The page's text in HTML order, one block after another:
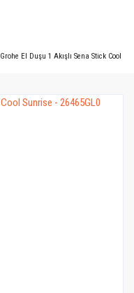
Grohe El Duşu 1 Akışlı Sena Stick Cool